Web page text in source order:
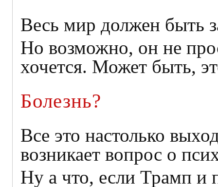
Весь мир должен быть
Но возможно, он не
хочется. Может быть,
Болезнь?
Все это настолько
возникает вопрос о
Ну а что, если Трамп и